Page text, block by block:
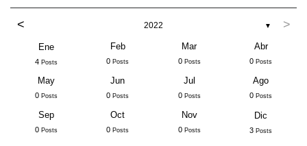
< 2022 ▼ >
Ene
4 Posts
Feb
0 Posts
Mar
0 Posts
Abr
0 Posts
May
0 Posts
Jun
0 Posts
Jul
0 Posts
Ago
0 Posts
Sep
0 Posts
Oct
0 Posts
Nov
0 Posts
Dic
3 Posts